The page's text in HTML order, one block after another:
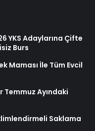
YKS Adaylarına Çifte
Burs
Maması İle Tüm Evcil
Temmuz Ayındaki
Saklama